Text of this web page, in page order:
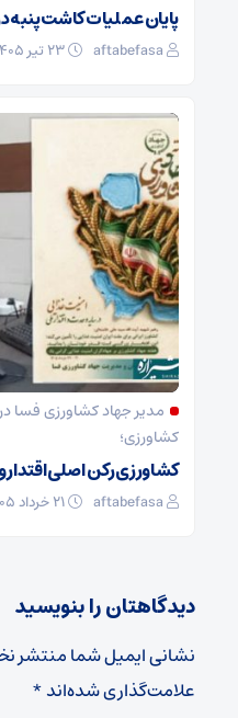
پایان عملیات کاشت پنبه
aftabefasa
مدیر جهاد کشاورزی فسا
کشاورزی؛
کشاورزی رکن اصلی
aftabefasa
دیدگاهتان را بنویسید
نشانی ایمیل شما منتشر
علامت‌گذاری شده‌اند*